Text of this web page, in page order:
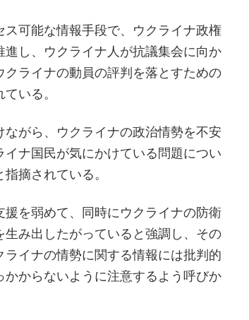
可能な情報手段で、ウクライナ政権
し、ウクライナ人が抗議集会に向か
ライナの動員の評判を落とすための
いる。
がら、ウクライナの政治情勢を不安
ナ国民が気にかけている問題につい
摘されている。
を弱めて、同時にウクライナの防衛
み出したがっていると強調し、その
ライナの情勢に関する情報には批判的
からないように注意するよう呼びか